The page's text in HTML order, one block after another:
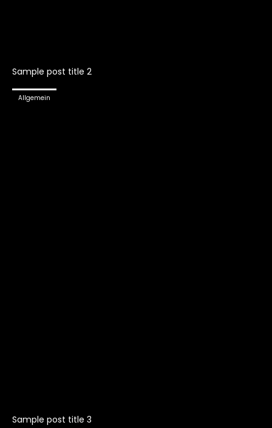
Sample post title 2
Allgemein
Sample post title 3